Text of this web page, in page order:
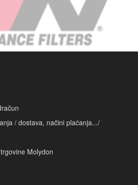
/ dostava, načini plaćanja.../
Molydon